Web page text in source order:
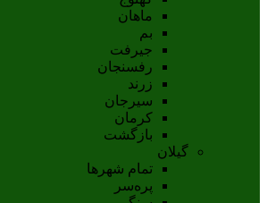
ماهان
بم
جيرفت
رفسنجان
زرند
سيرجان
کرمان
بازگشت
گیلان
تمام شهر‌ها
پره‌سر